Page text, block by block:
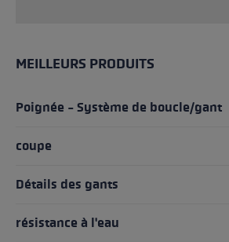
MEILLEURS PRODUITS
Poignée - Système de boucle/gant
coupe
Détails des gants
résistance à l'eau